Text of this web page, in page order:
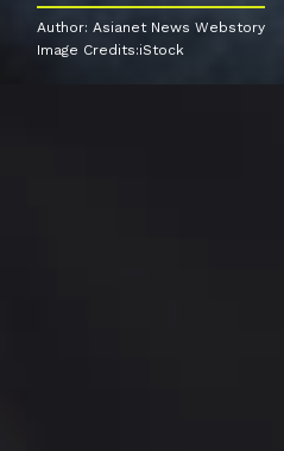
Author: Asianet News Webstory
Image Credits:iStock